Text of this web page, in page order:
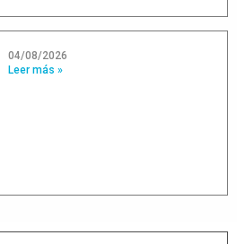
04/08/2026
Leer más »